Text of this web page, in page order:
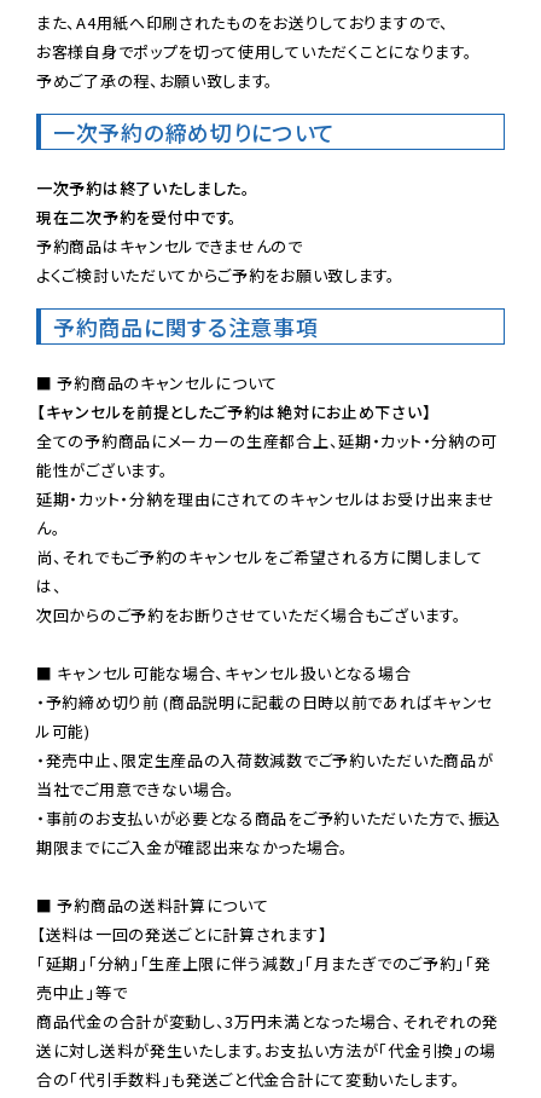
また、A4用紙へ印刷されたものをお送りしておりますので、
お客様自身でポップを切って使用していただくことになります。
予めご了承の程、お願い致します。
一次予約の締め切りについて
一次予約は終了いたしました。
現在二次予約を受付中です。
予約商品はキャンセルできませんので
よくご検討いただいてからご予約をお願い致します。
予約商品に関する注意事項
【キャンセルを前提としたご予約は絶対にお止め下さい】
全ての予約商品にメーカーの生産都合上、延期・カット・分納の可
能性がございます。
延期・カット・分納を理由にされてのキャンセルはお受け出来ませ
ん。
尚、それでもご予約のキャンセルをご希望される方に関しまして
は、
次回からのご予約をお断りさせていただく場合もございます。
■ キャンセル可能な場合、キャンセル扱いとなる場合
・予約締め切り前 (商品説明に記載の日時以前であればキャンセ
ル可能)
・発売中止、限定生産品の入荷数減数でご予約いただいた商品が
当社でご用意できない場合。
・事前のお支払いが必要となる商品をご予約いただいた方で、振込
期限までにご入金が確認出来なかった場合。
■ 予約商品の送料計算について
【送料は一回の発送ごとに計算されます】
「延期」「分納」「生産上限に伴う減数」「月またぎでのご予約」「発
売中止」等で
商品代金の合計が変動し、3万円未満となった場合、それぞれの発
送に対し送料が発生いたします。お支払い方法が「代金引換」の場